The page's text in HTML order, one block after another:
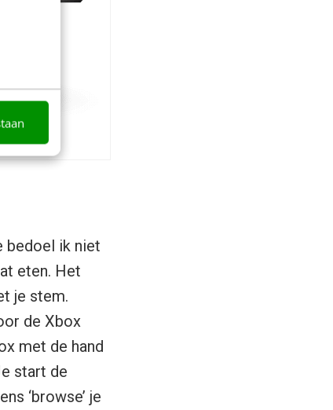
bedoel ik niet
eten. Het
je stem.
de Xbox
met de hand
start de
‘browse’ je